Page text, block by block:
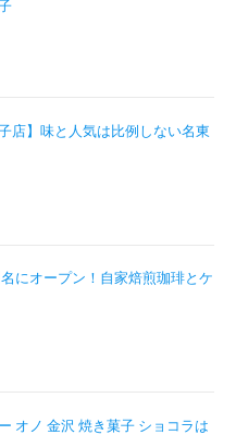
店】味と人気は比例しない名東
名にオープン！自家焙煎珈琲とケ
オノ 金沢 焼き菓子 ショコラは